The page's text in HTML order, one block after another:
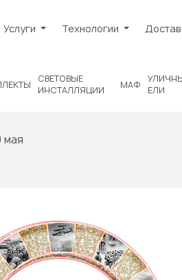
Услуги Технологии
СВЕТОВЫЕ
ИНСТАЛЛЯЦИИ
МАФ
ЕЛИ
мая